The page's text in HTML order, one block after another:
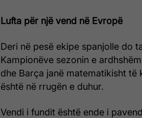
Lufta për një vend në Evropë
Deri në pesë ekipe spanjolle do
Kampionëve sezonin e
dhe Barça janë matematikisht të
është në rrugën e duhur.
Vendi i fundit është ende i